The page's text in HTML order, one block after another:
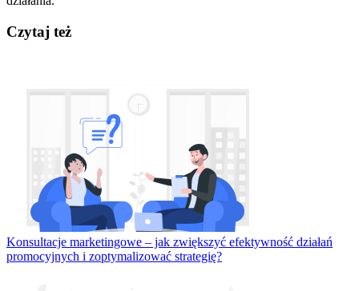
Czytaj też
Konsultacje marketingowe – jak zwiększyć efektywność działań
promocyjnych i zoptymalizować strategię?